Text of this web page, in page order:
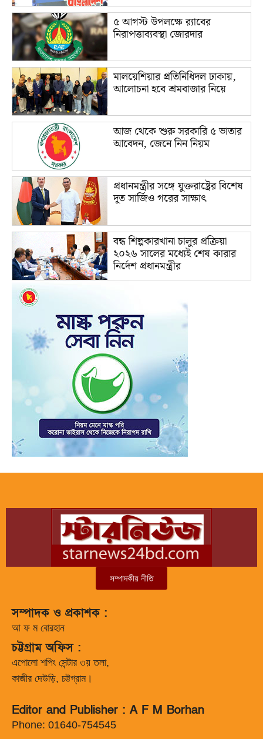
৫ আগস্ট উপলক্ষে র‌্যাবের
নিরাপত্তাব্যবস্থা জোরদার
মালয়েশিয়ার প্রতিনিধিদল ঢাকায়,
আলোচনা হবে শ্রমবাজার নিয়ে
আজ থেকে শুরু সরকারি ৫ ভাতার
আবেদন, জেনে নিন নিয়ম
প্রধানমন্ত্রীর সঙ্গে যুক্তরাষ্ট্রের বিশেষ
দূত সার্জিও গরের সাক্ষাৎ
বন্ধ শিল্পকারখানা চালুর প্রক্রিয়া
২০২৬ সালের মধ্যেই শেষ কারার
নির্দেশ প্রধানমন্ত্রীর
সম্পাদকীয় নীতি
সম্পাদক ও প্রকাশক :
আ ফ ম বোরহান
চট্টগ্রাম অফিস :
এপোলো শপিং সেন্টার ৩য় তলা,
কাজীর দেউড়ি, চট্টগ্রাম।
Editor and Publisher : A F M Borhan
Phone: 01640-754545